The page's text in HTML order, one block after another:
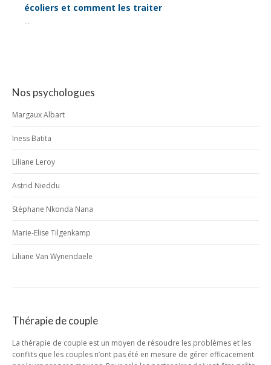
écoliers et comment les traiter
...
Nos psychologues
Margaux Albart
Iness Batita
Liliane Leroy
Astrid Nieddu
Stéphane Nkonda Nana
Marie-Elise Tilgenkamp
Liliane Van Wynendaele
Thérapie de couple
La thérapie de couple est un moyen de résoudre les problèmes et les
conflits que les couples n’ont pas été en mesure de gérer efficacement